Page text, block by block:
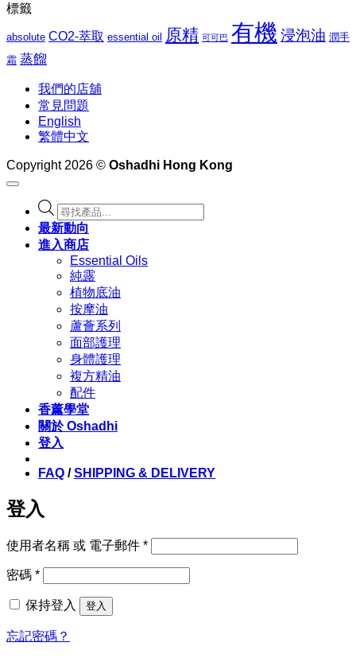
標籤
absolute CO2-萃取 essential oil 原精 可可巴 有機 浸泡油 潤手
霜 蒸餾
我們的店舖
常見問題
English
繁體中文
Copyright 2026 © Oshadhi Hong Kong
Products
search
最新動向
進入商店
Essential Oils
純露
植物底油
按摩油
蘆薈系列
面部護理
身體護理
複方精油
配件
香薰學堂
關於 Oshadhi
登入
FAQ /SHIPPING & DELIVERY
登入
使用者名稱 或 電子郵件 *必
密碼 *必
保持登入
登入
忘記密碼？